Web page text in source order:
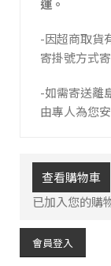
運。
-因超商取貨
寄掛號方式
-如需寄送離
由專人為您
查看購物車
已加入您的購
會員登入